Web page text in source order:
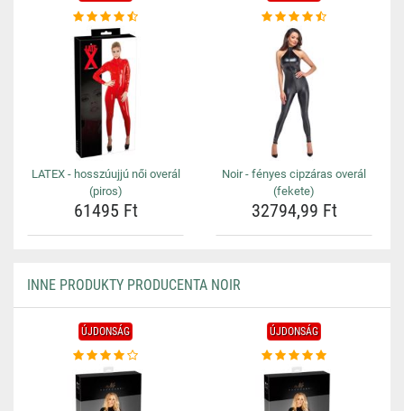
LATEX - hosszúujjú női overál
(piros)
61495 Ft
Noir - fényes cipzáras overál
(fekete)
32794,99 Ft
INNE PRODUKTY PRODUCENTA NOIR
ÚJDONSÁG ÚJDONSÁG